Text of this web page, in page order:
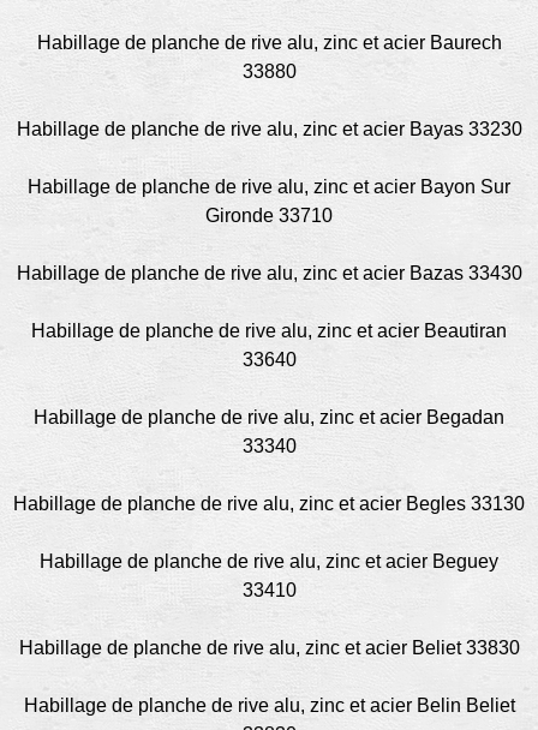
Habillage de planche de rive alu, zinc et acier Baurech
33880
Habillage de planche de rive alu, zinc et acier Bayas 33230
Habillage de planche de rive alu, zinc et acier Bayon Sur
Gironde 33710
Habillage de planche de rive alu, zinc et acier Bazas 33430
Habillage de planche de rive alu, zinc et acier Beautiran
33640
Habillage de planche de rive alu, zinc et acier Begadan
33340
Habillage de planche de rive alu, zinc et acier Begles 33130
Habillage de planche de rive alu, zinc et acier Beguey
33410
Habillage de planche de rive alu, zinc et acier Beliet 33830
Habillage de planche de rive alu, zinc et acier Belin Beliet